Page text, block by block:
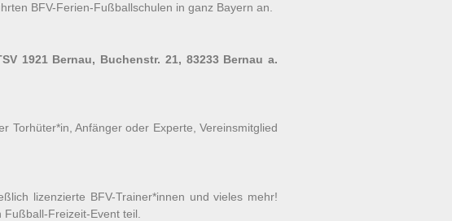
BFV-Ferien-Fußballschulen in ganz Bayern an.
1921 Bernau, Buchenstr. 21, 83233 Bernau a.
Torhüter*in, Anfänger oder Experte, Vereinsmitglied
lizenzierte BFV-Trainer*innen und vieles mehr!
Freizeit-Event teil.